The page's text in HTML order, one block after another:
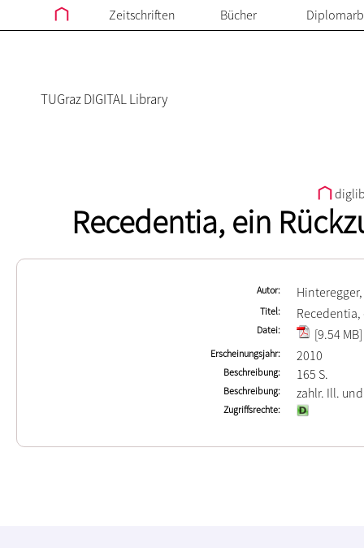
Zeitschriften Bücher
TUGraz DIGITAL Library
Recedentia, ein
Autor
Titel Recedentia,
Datei [9.54 MB]
Erscheinungsjahr 2010
Beschreibung 165 S.
Beschreibung zahlr. Ill.
Zugriffsrechte